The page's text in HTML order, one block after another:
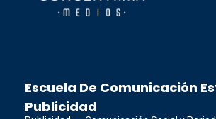
Escuela De Comunicación
Publicidad